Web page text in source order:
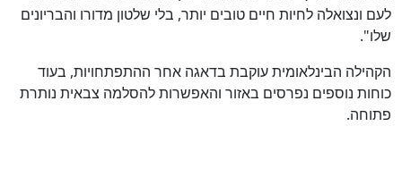
לעם ונצואלה לחיות חיים טובים יותר, בלי שלטון מדורו והבריונים
שלו".
הקהילה הבינלאומית עוקבת בדאגה אחר ההתפתחויות, בעוד
כוחות נוספים נפרסים באזור והאפשרות להסלמה צבאית נותרת
פתוחה.